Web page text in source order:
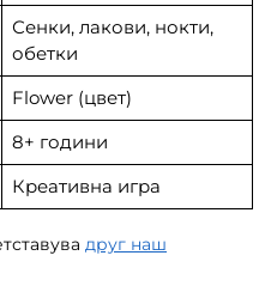
Сенки, лакови, нокти,
обетки
Flower (цвет)
8+ години
Креативна игра
друг наш